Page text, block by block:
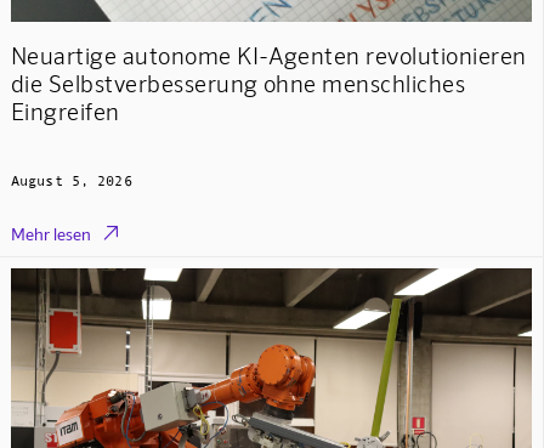
Neuartige autonome KI-Agenten revolutionieren
die Selbstverbesserung ohne menschliches
Eingreifen
August 5, 2026
Mehr lesen 